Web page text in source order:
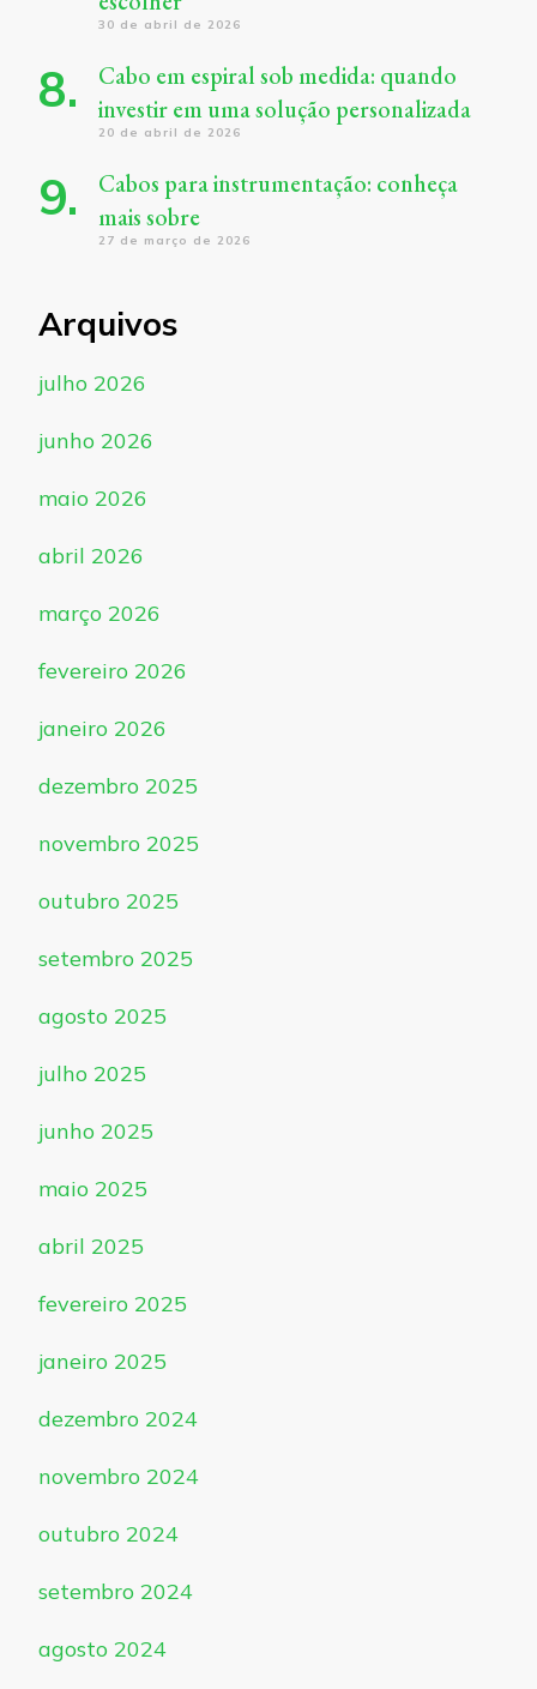
30 de abril de 2026
Cabo em espiral sob medida: quando
investir em uma solução personalizada
20 de abril de 2026
Cabos para instrumentação: conheça
mais sobre
27 de março de 2026
Arquivos
julho 2026
junho 2026
maio 2026
abril 2026
março 2026
fevereiro 2026
janeiro 2026
dezembro 2025
novembro 2025
outubro 2025
setembro 2025
agosto 2025
julho 2025
junho 2025
maio 2025
abril 2025
fevereiro 2025
janeiro 2025
dezembro 2024
novembro 2024
outubro 2024
setembro 2024
agosto 2024